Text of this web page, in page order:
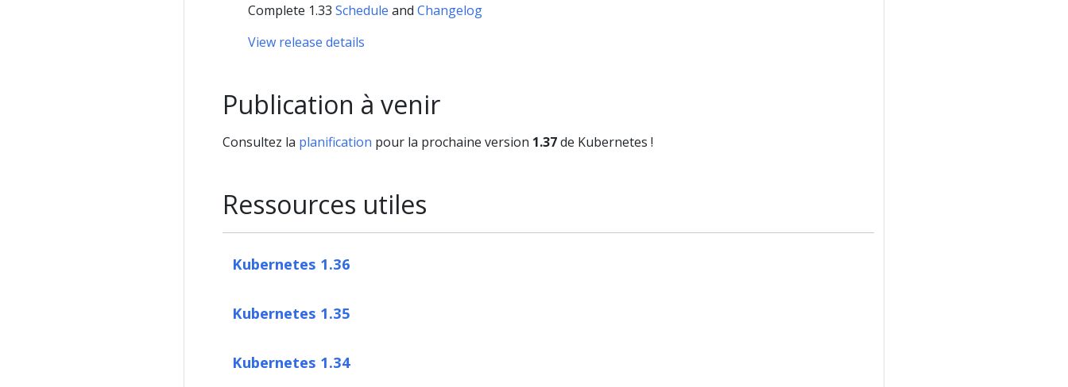
Complete 1.33 Schedule and Changelog
View release details
Publication à venir
Consultez la planification pour la prochaine version 1.37de Kubernetes !
Ressources utiles
Kubernetes 1.36
Kubernetes 1.35
Kubernetes 1.34